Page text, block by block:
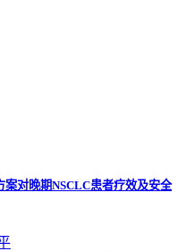
对晚期NSCLC患者疗效及安全